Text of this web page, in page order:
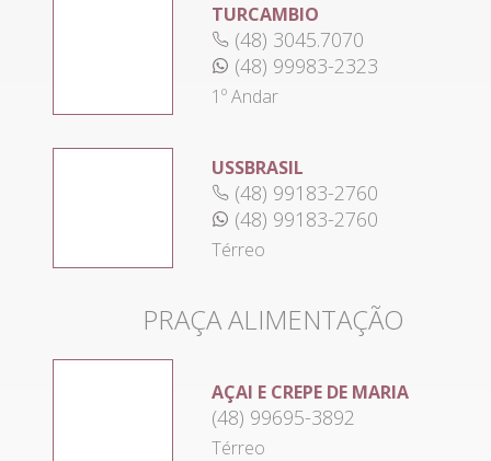
TURCAMBIO
(48) 3045.7070
(48) 99983-2323
1º Andar
USSBRASIL
(48) 99183-2760
(48) 99183-2760
Térreo
PRAÇA ALIMENTAÇÃO
AÇAI E CREPE DE MARIA
(48) 99695-3892
Térreo